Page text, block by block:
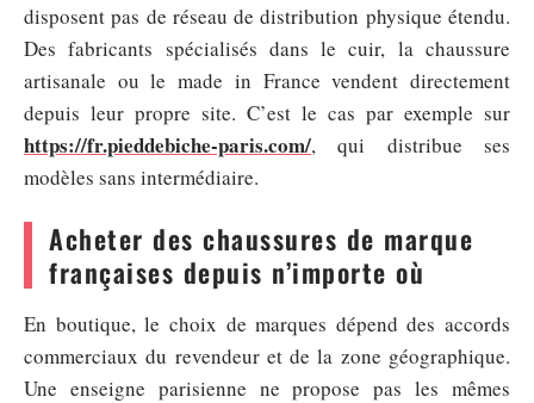
disposent pas de réseau de distribution physique étendu.
Des fabricants spécialisés dans le cuir, la chaussure
artisanale ou le made in France vendent directement
depuis leur propre site. C’est le cas par exemple sur
https://fr.pieddebiche-paris.com/, qui distribue ses
modèles sans intermédiaire.
Acheter des chaussures de marque
françaises depuis n’importe où
En boutique, le choix de marques dépend des accords
commerciaux du revendeur et de la zone géographique.
Une enseigne parisienne ne propose pas les mêmes